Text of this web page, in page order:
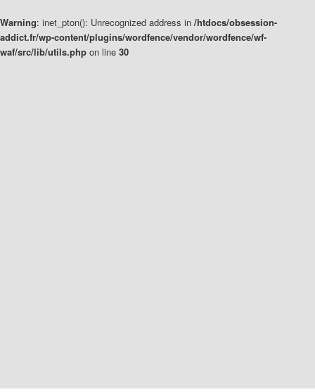
Warning: inet_pton(): Unrecognized address in /htdocs/obsession-
addict.fr/wp-content/plugins/wordfence/vendor/wordfence/wf-
waf/src/lib/utils.php on line 30